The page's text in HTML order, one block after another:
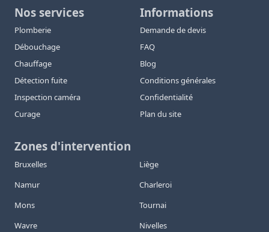
Nos services
Plomberie
Débouchage
Chauffage
Détection fuite
Inspection caméra
Curage
Informations
Demande de devis
FAQ
Blog
Conditions générales
Confidentialité
Plan du site
Zones d'intervention
Bruxelles
Liège
Namur
Charleroi
Mons
Tournai
Wavre
Nivelles